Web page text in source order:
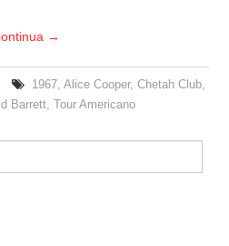
→
1967, Alice Cooper, Chetah Club,
Barrett,Tour Americano